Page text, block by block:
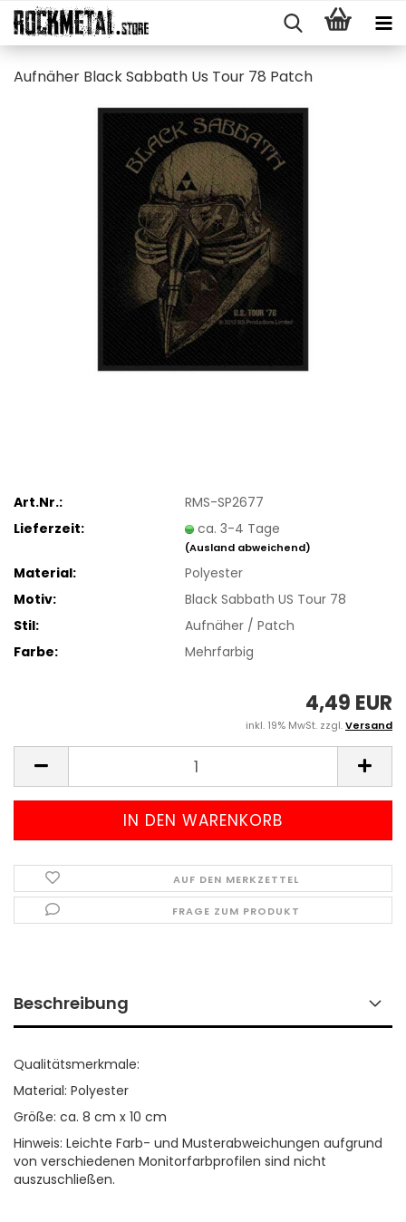
Auf­nä­her Black Sab­bath Us Tour 78 Patch
Art.Nr.:
RMS-SP2677
Lieferzeit:
ca. 3-4 Tage
(Ausland abweichend)
Material:
Polyester
Motiv:
Black Sabbath US Tour 78
Stil:
Aufnäher / Patch
Farbe:
Mehrfarbig
4,49 EUR
inkl. 19% MwSt. zzgl.Versand
AUF DEN MERKZETTEL
FRAGE ZUM PRODUKT
Beschreibung
Qualitätsmerkmale:
Material: Polyester
Größe: ca. 8 cm x 10 cm
Hinweis: Leichte Farb- und Musterabweichungen aufgrund
von verschiedenen Monitorfarbprofilen sind nicht
auszuschließen.